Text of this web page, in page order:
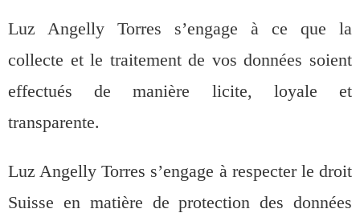
Luz Angelly Torres s’engage à ce que la
collecte et le traitement de vos données soient
effectués de manière licite, loyale et
transparente.
Luz Angelly Torres s’engage à respecter le droit
Suisse en matière de protection des données